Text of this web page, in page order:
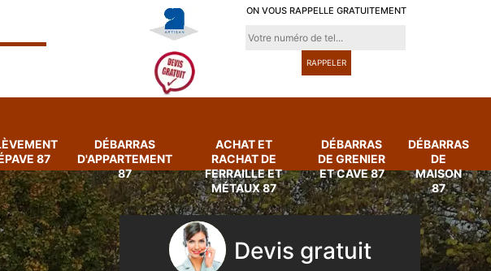
ON VOUS RAPPELLE GRATUITEMENT
87
DÉBARRAS
D'APPARTEMENT
87
ACHAT ET
RACHAT DE
FERRAILLE ET
MÉTAUX 87
DÉBARRAS
DE GRENIER
ET CAVE 87
DÉBARRAS
DE
MAISON
87
Devis gratuit